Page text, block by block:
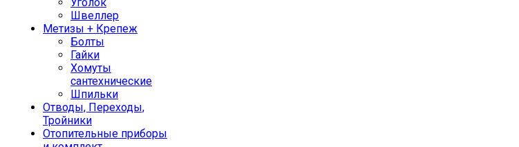
Швеллер
Метизы + Крепеж
Болты
Гайки
Хомуты
сантехнические
Шпильки
Отводы, Переходы,
Тройники
Отопительные приборы